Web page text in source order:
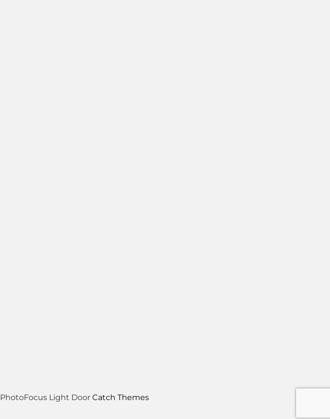
PhotoFocus Light Door Catch Themes